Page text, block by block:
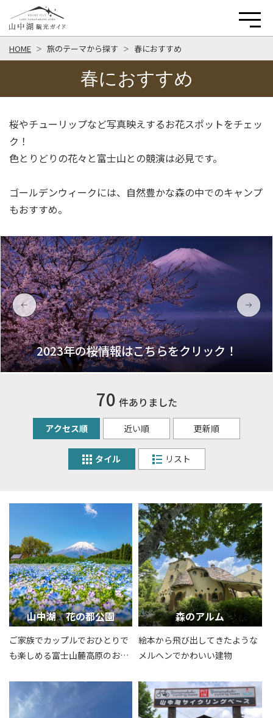
HOME 旅のテーマから探す 春におすすめ
春におすすめ
桜やチューリップなど写真映えするお花スポットをチェッ
ク！
色とりどりの花々と富士山との競演は必見です。
ゴールデンウィークには、自然豊かな森の中でのキャンプ
もおすすめ。
2023年の桜情報はこちらをクリック！
70 件ありました
アクセス順 近い順 更新順
タイル リスト
山中湖 花の都公園
ご家族でカップルでおひとりで
も楽しめる富士山麓高原のお花
森のアルム
絵本から飛び出してきたような
メルヘンでかわいい建物